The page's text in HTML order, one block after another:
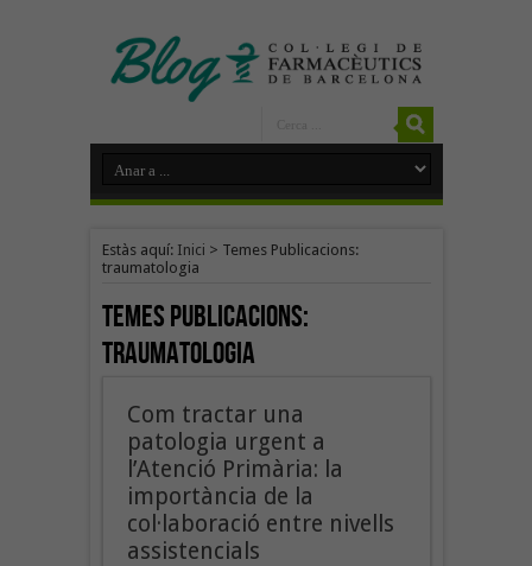
Estàs aquí: Inici > Temes Publicacions:
traumatologia
Temes Publicacions:
traumatologia
Com tractar una
patologia urgent a
l’Atenció Primària: la
importància de la
col·laboració entre nivells
assistencials